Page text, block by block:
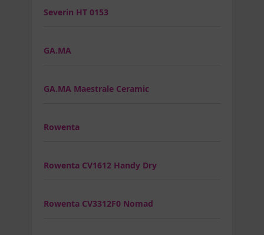
Severin HT 0153
GA.MA
GA.MA Maestrale Ceramic
Rowenta
Rowenta CV1612 Handy Dry
Rowenta CV3312F0 Nomad